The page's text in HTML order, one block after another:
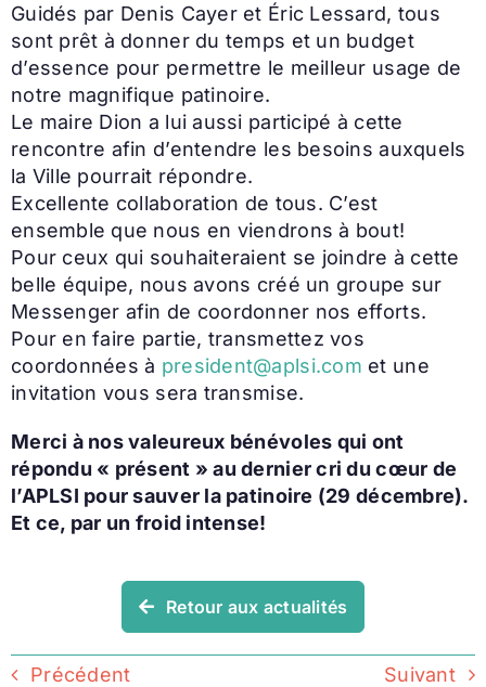
Guidés par Denis Cayer et Éric Lessard, tous
sont prêt à donner du temps et un budget
d’essence pour permettre le meilleur usage de
notre magnifique patinoire.
Le maire Dion a lui aussi participé à cette
rencontre afin d’entendre les besoins auxquels
la Ville pourrait répondre.
Excellente collaboration de tous. C’est
ensemble que nous en viendrons à bout!
Pour ceux qui souhaiteraient se joindre à cette
belle équipe, nous avons créé un groupe sur
Messenger afin de coordonner nos efforts.
Pour en faire partie, transmettez vos
coordonnées à president@aplsi.com et une
invitation vous sera transmise.
Merci à nos valeureux bénévoles qui ont
répondu « présent » au dernier cri du cœur de
l’APLSI pour sauver la patinoire (29 décembre).
Et ce, par un froid intense!
Retour aux actualités
Précédent Suivant